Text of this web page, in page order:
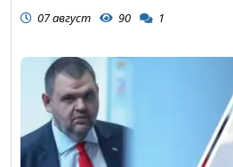
07 август 90 1